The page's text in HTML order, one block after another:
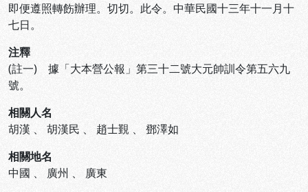
即便遵照轉飭辦理。切切。此令。中華民國十三年十一月十
七日。
注釋
(註一) 據「大本營公報」第三十二號大元帥訓令第五六九
號。
相關人名
胡漢 、 胡漢民 、 趙士覲 、 鄧澤如
相關地名
中國 、 廣州 、 廣東